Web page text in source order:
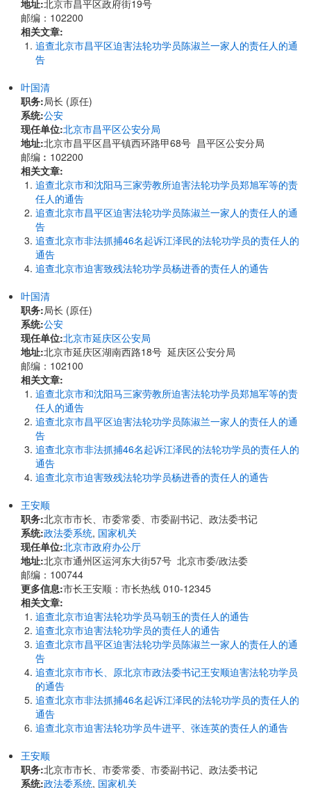
地址:北京市昌平区政府街19号
邮编：102200
相关文章:
追查北京市昌平区迫害法轮功学员陈淑兰一家人的责任人的通
告
叶国清
职务:局长 (原任)
系统:公安
现任单位:北京市昌平区公安分局
地址:北京市昌平区昌平镇西环路甲68号 昌平区公安分局
邮编︰102200
相关文章:
追查北京市和沈阳马三家劳教所迫害法轮功学员郑旭军等的责
任人的通告
追查北京市昌平区迫害法轮功学员陈淑兰一家人的责任人的通
告
追查北京市非法抓捕46名起诉江泽民的法轮功学员的责任人的
通告
追查北京市迫害致残法轮功学员杨进香的责任人的通告
叶国清
职务:局长 (原任)
系统:公安
现任单位:北京市延庆区公安局
地址:北京市延庆区湖南西路18号 延庆区公安分局
邮编：102100
相关文章:
追查北京市和沈阳马三家劳教所迫害法轮功学员郑旭军等的责
任人的通告
追查北京市昌平区迫害法轮功学员陈淑兰一家人的责任人的通
告
追查北京市非法抓捕46名起诉江泽民的法轮功学员的责任人的
通告
追查北京市迫害致残法轮功学员杨进香的责任人的通告
王安顺
职务:北京市市长、市委常委、市委副书记、政法委书记
系统:政法委系统, 国家机关
现任单位:北京市政府办公厅
地址:北京市通州区运河东大街57号 北京市委/政法委
邮编：100744
更多信息:市长王安顺：市长热线 010-12345
相关文章:
追查北京市迫害法轮功学员马朝玉的责任人的通告
追查北京市迫害法轮功学员的责任人的通告
追查北京市昌平区迫害法轮功学员陈淑兰一家人的责任人的通
告
追查北京市市长、原北京市政法委书记王安顺迫害法轮功学员
的通告
追查北京市非法抓捕46名起诉江泽民的法轮功学员的责任人的
通告
追查北京市迫害法轮功学员牛进平、张连英的责任人的通告
王安顺
职务:北京市市长、市委常委、市委副书记、政法委书记
系统:政法委系统, 国家机关